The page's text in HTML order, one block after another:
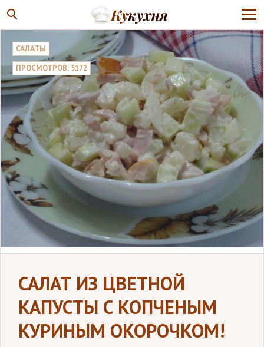
САЛАТЫ
ПРОСМОТРОВ: 5172
САЛАТ ИЗ ЦВЕТНОЙ
КАПУСТЫ С КОПЧЕНЫМ
КУРИНЫМ ОКОРОЧКОМ!